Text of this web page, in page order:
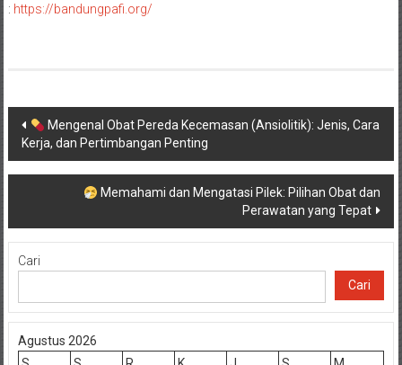
: https://bandungpafi.org/
Navigasi
pos
Mengenal Obat Pereda Kecemasan (Ansiolitik): Jenis, Cara
Kerja, dan Pertimbangan Penting
Memahami dan Mengatasi Pilek: Pilihan Obat dan
Perawatan yang Tepat
Cari
Cari
Agustus 2026